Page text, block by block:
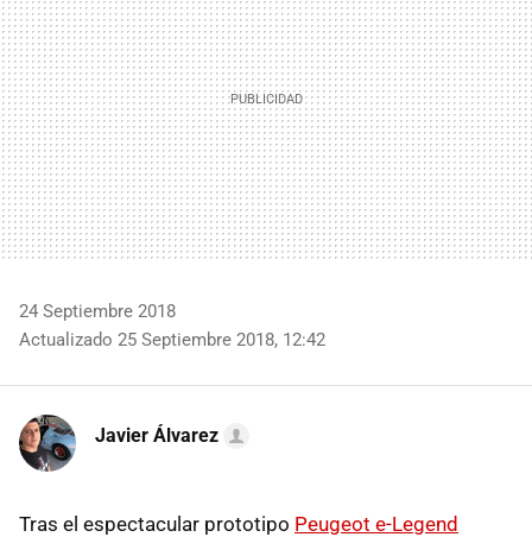
24 Septiembre 2018
Actualizado 25 Septiembre 2018, 12:42
Javier Álvarez
Tras el espectacular prototipo Peugeot e-Legend